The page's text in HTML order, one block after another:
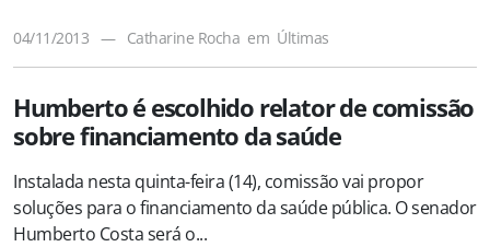
04/11/2013 — Catharine Rocha em Últimas
Humberto é escolhido relator de comissão
sobre financiamento da saúde
Instalada nesta quinta-feira (14), comissão vai propor
soluções para o financiamento da saúde pública. O senador
Humberto Costa será o...